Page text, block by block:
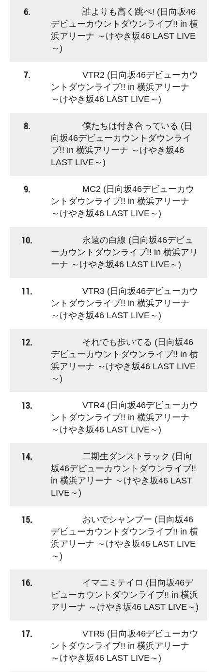
6.
誰よりも高く跳べ! (日向坂46
デビューカウントダウンライブ!! in 横
浜アリーナ ～けやき坂46 LAST LIVE
～)
7.
VTR2 (日向坂46デビューカウ
ントダウンライブ!! in 横浜アリーナ
～けやき坂46 LAST LIVE～)
8.
僕たちは付き合っている (日
向坂46デビューカウントダウンライ
ブ!! in 横浜アリーナ ～けやき坂46
LAST LIVE～)
9.
MC2 (日向坂46デビューカウ
ントダウンライブ!! in 横浜アリーナ
～けやき坂46 LAST LIVE～)
10.
永遠の白線 (日向坂46デビュ
ーカウントダウンライブ!! in 横浜アリ
ーナ ～けやき坂46 LAST LIVE～)
11.
VTR3 (日向坂46デビューカウ
ントダウンライブ!! in 横浜アリーナ
～けやき坂46 LAST LIVE～)
12.
それでも歩いてる (日向坂46
デビューカウントダウンライブ!! in 横
浜アリーナ ～けやき坂46 LAST LIVE
～)
13.
VTR4 (日向坂46デビューカウ
ントダウンライブ!! in 横浜アリーナ
～けやき坂46 LAST LIVE～)
14.
二期生ダンストラック (日向
坂46デビューカウントダウンライブ!!
in 横浜アリーナ ～けやき坂46 LAST
LIVE～)
15.
おいでシャンプー (日向坂46
デビューカウントダウンライブ!! in 横
浜アリーナ ～けやき坂46 LAST LIVE
～)
16.
イマニミテイロ (日向坂46デ
ビューカウントダウンライブ!! in 横浜
アリーナ ～けやき坂46 LAST LIVE～)
17.
VTR5 (日向坂46デビューカウ
ントダウンライブ!! in 横浜アリーナ
～けやき坂46 LAST LIVE～)